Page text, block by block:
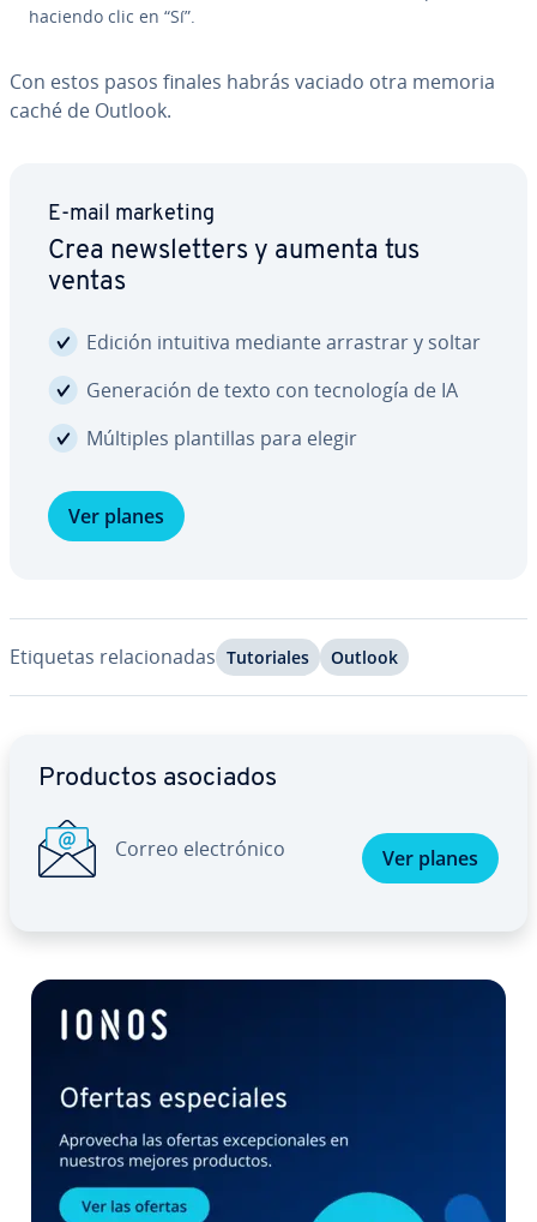
haciendo clic en “Sí”.
Con estos pasos finales habrás vaciado otra memoria
caché de Outlook.
E-mail marketing
Crea ne­w­s­le­t­te­rs y aumenta tus
ventas
Edición intuitiva mediante arrastrar y soltar
Ge­ne­ra­ción de texto con te­c­no­lo­gía de IA
Múltiples pla­n­ti­llas para elegir
Ver planes
Etiquetas re­la­cio­na­das Tu­to­ria­les Outlook
Productos asociados
Correo ele­c­tró­ni­co Ver planes